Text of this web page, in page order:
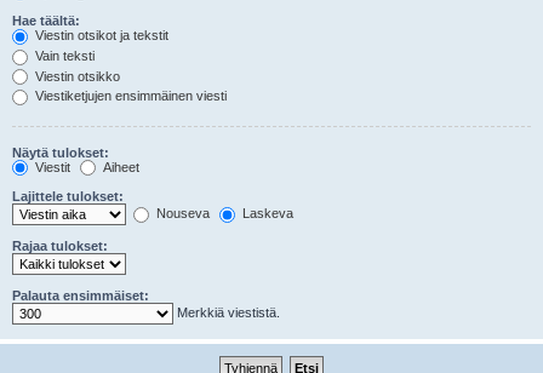
Hae täältä:
Viestin otsikot ja tekstit
Vain teksti
Viestin otsikko
Viestiketjujen ensimmäinen viesti
Näytä tulokset:
Viestit
Aiheet
Lajittele tulokset:
Nouseva
Laskeva
Rajaa tulokset:
Palauta ensimmäiset:
Merkkiä viestistä.